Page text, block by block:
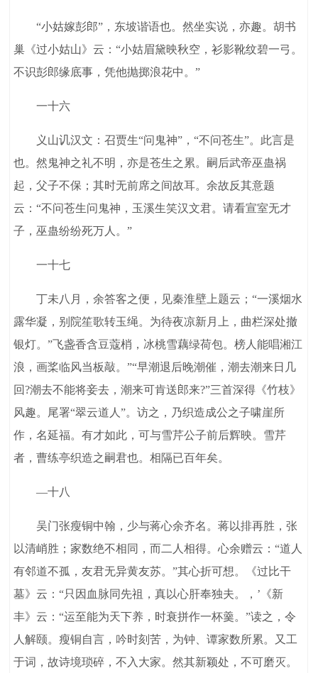
“小姑嫁彭郎”，东坡谐语也。然坐实说，亦趣。胡书
巢《过小姑山》云：“小姑眉黛映秋空，衫影靴纹碧一弓。
不识彭郎缘底事，凭他抛掷浪花中。”
一十六
义山讥汉文：召贾生“问鬼神”，“不问苍生”。此言是
也。然鬼神之礼不明，亦是苍生之累。嗣后武帝巫蛊祸
起，父子不保；其时无前席之间故耳。余故反其意题
云：“不问苍生问鬼神，玉溪生笑汉文君。请看宣室无才
子，巫蛊纷纷死万人。”
一十七
丁未八月，余答客之便，见秦淮壁上题云；“一溪烟水
露华凝，别院笙歌转玉绳。为待夜凉新月上，曲栏深处撤
银灯。”飞盏香含豆蔻梢，冰桃雪藕绿荷包。榜人能唱湘江
浪，画桨临风当板敲。”“早潮退后晚潮催，潮去潮来日几
回?潮去不能将妾去，潮来可肯送郎来?”三首深得《竹枝》
风趣。尾署“翠云道人”。访之，乃织造成公之子啸崖所
作，名延福。有才如此，可与雪芹公子前后辉映。雪芹
者，曹练亭织造之嗣君也。相隔已百年矣。
—十八
吴门张瘦铜中翰，少与蒋心余齐名。蒋以排再胜，张
以清峭胜；家数绝不相同，而二人相得。心余赠云：“道人
有邻道不孤，友君无异黄友苏。”其心折可想。《过比干
墓》云：“只因血脉同先祖，真以心肝奉独夫。，’《新
丰》云：“运至能为天下养，时衰拼作一杯羹。”读之，令
人解颐。瘦铜自言，吟时刻苦，为钟、谭家数所累。又工
于词，故诗境琐碎，不入大家。然其新颖处，不可磨灭。